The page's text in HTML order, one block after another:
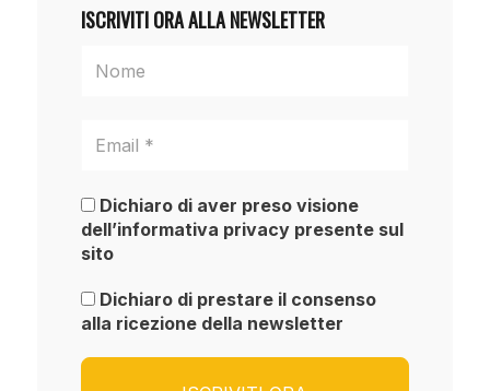
ISCRIVITI ORA ALLA NEWSLETTER
Dichiaro di aver preso visione
dell’informativa privacy presente sul
sito
Dichiaro di prestare il consenso
alla ricezione della newsletter